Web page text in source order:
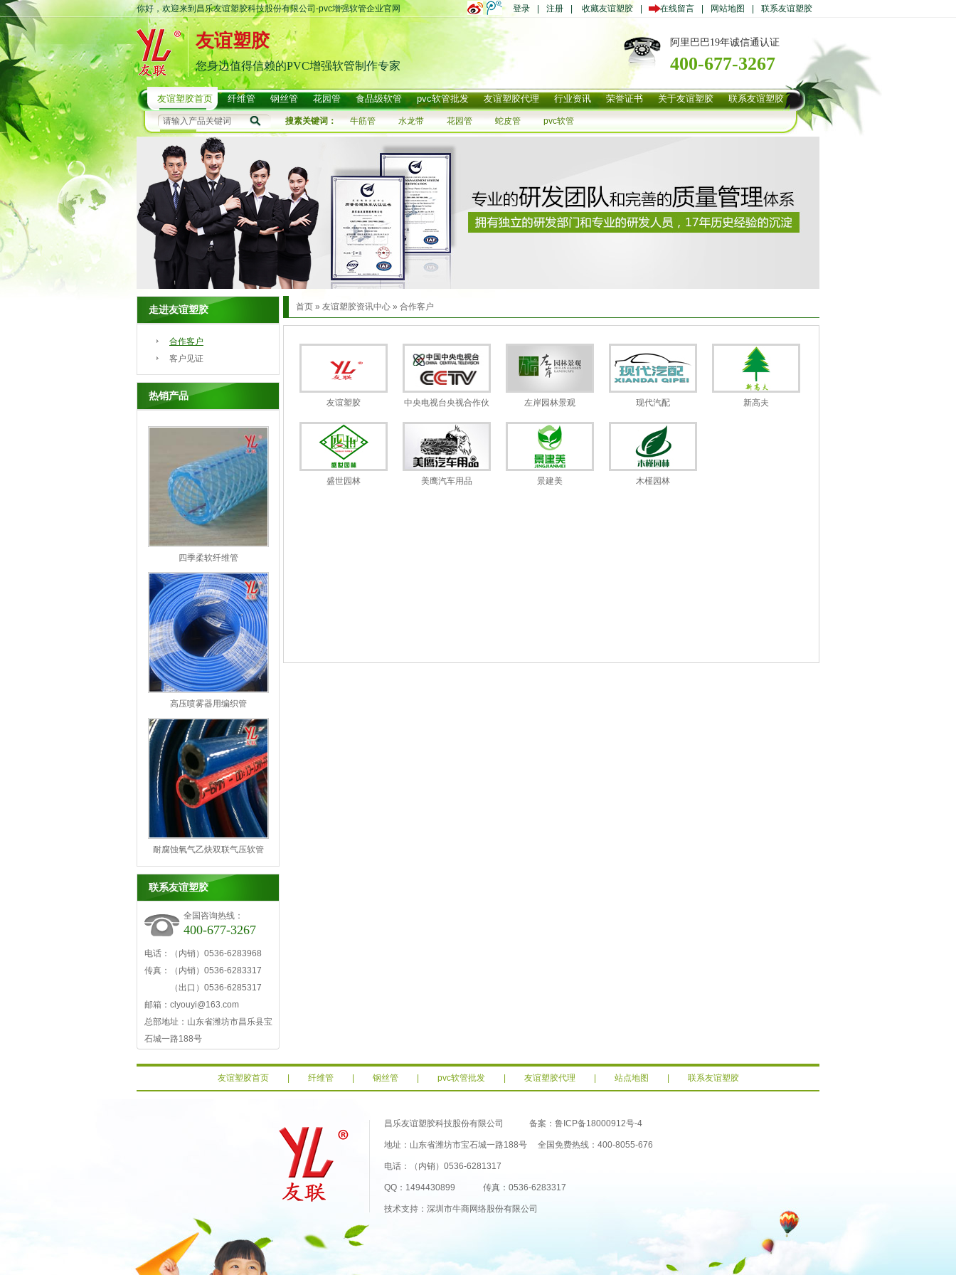
你好，欢迎来到昌乐友谊塑胶科技股份有限公司-pvc增强软管企业官网 登录 注册 收藏友谊塑胶 在线留言 网站地图 联系友谊塑胶
友谊塑胶
您身边值得信赖的PVC增强软管制作专家
阿里巴巴19年诚信通认证
400-677-3267
友谊塑胶首页 纤维管 钢丝管 花园管 食品级软管 pvc软管批发 友谊塑胶代理 行业资讯 荣誉证书 关于友谊塑胶 联系友谊塑胶
搜素关键词： 牛筋管 水龙带 花园管 蛇皮管 pvc软管
走进友谊塑胶
合作客户
客户见证
热销产品
四季柔软纤维管
高压喷雾器用编织管
耐腐蚀氧气乙炔双联气压软管
联系友谊塑胶
全国咨询热线：
400-677-3267
电话：（内销）0536-6283968
传真：（内销）0536-6283317
（出口）0536-6285317
邮箱：clyouyi@163.com
总部地址：山东省潍坊市昌乐县宝
石城一路188号
首页 » 友谊塑胶资讯中心 » 合作客户
友谊塑胶
中央电视台央视合作伙
伴
左岸园林景观 现代汽配 新高夫
盛世园林 美鹰汽车用品 景建美 木槿园林
友谊塑胶首页 纤维管 钢丝管 pvc软管批发 友谊塑胶代理 站点地图 联系友谊塑胶
昌乐友谊塑胶科技股份有限公司 备案： 鲁ICP备18000912号-4
地址：山东省潍坊市宝石城一路188号 全国免费热线：400-8055-676
电话：（内销）0536-6281317
QQ：1494430899 传真：0536-6283317
技术支持：深圳市牛商网络股份有限公司